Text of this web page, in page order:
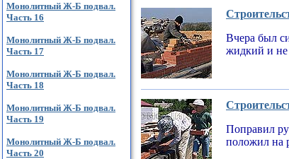
Монолитный Ж-Б подвал.
Часть 16
Монолитный Ж-Б подвал.
Часть 17
Монолитный Ж-Б подвал.
Часть 18
Монолитный Ж-Б подвал.
Часть 19
Монолитный Ж-Б подвал.
Часть 20
Вчера был
жидкий и не
Поправил
положил на